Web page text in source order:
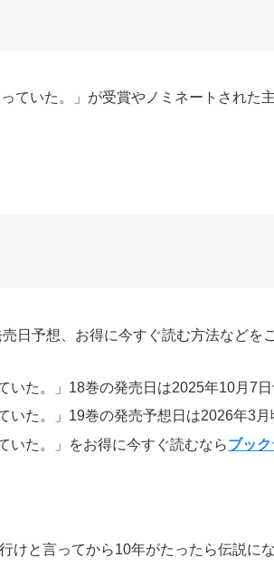
ていた。」が受賞やノミネートされた
日予想、お得に今すぐ読む方法などを
いた。」18巻の発売日は2025年10月7
いた。」19巻の発売予想日は2026年3月
いた。」をお得に今すぐ読むならブッ
けと言ってから10年がたったら伝説に